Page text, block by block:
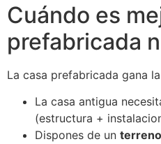
Cuándo es
prefabricada
La casa prefabricada gana
La casa antigua
(estructura +
Dispones de un